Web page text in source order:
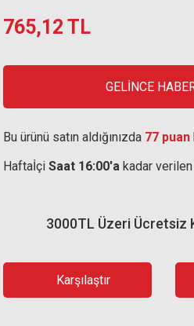
765,12 TL
GELİNCE
Bu ürünü satın aldığınızda 77 puan
Haftaİçi Saat 16:00'a kadar
3000TL Üzeri Ücretsiz
Karşılaştır